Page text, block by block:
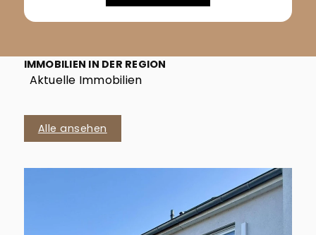
IMMOBILIEN IN DER REGION
Aktuelle Immobilien
Alle ansehen